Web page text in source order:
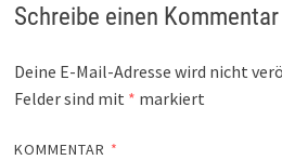
Schreibe einen Kommentar
Deine E-Mail-Adresse wird nicht
Felder sind mit * markiert
KOMMENTAR *